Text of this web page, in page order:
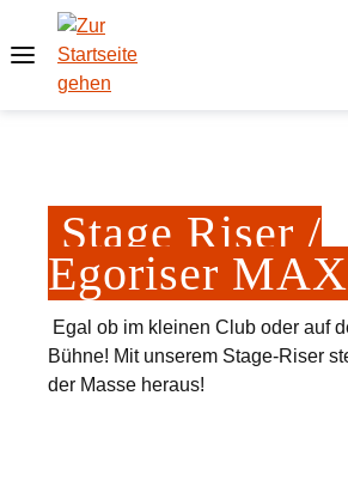
Zum Hauptinhalt springen
Stage Riser /
Egoriser
Egal ob im kleinen Club oder auf
Bühne! Mit unserem Stage-Riser
der Masse heraus!